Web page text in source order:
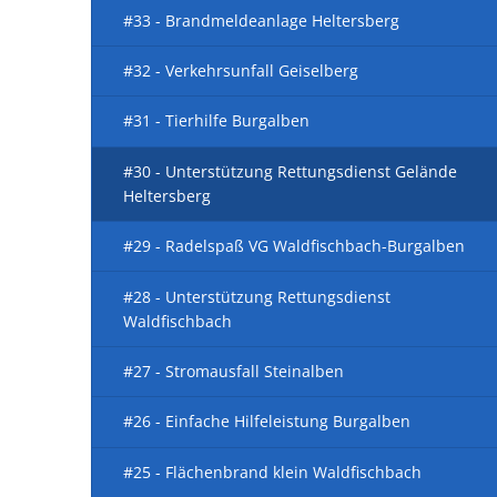
Besuch
#33 - Brandmeldeanlage Heltersberg
#32 - Verkehrsunfall Geiselberg
#31 - Tierhilfe Burgalben
#30 - Unterstützung Rettungsdienst Gelände
Heltersberg
#29 - Radelspaß VG Waldfischbach-Burgalben
#28 - Unterstützung Rettungsdienst
Waldfischbach
#27 - Stromausfall Steinalben
#26 - Einfache Hilfeleistung Burgalben
#25 - Flächenbrand klein Waldfischbach